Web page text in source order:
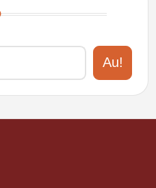
Au!